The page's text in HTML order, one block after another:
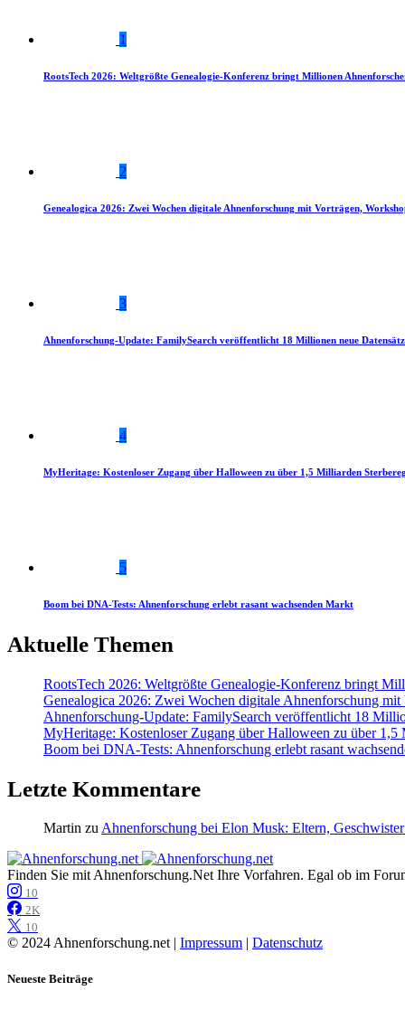
1
RootsTech 2026: Weltgrößte Genealogie-Konferenz bringt Millionen
2
Genealogica 2026: Zwei Wochen digitale Ahnenforschung mit Vorträgen,
3
Ahnenforschung-Update: FamilySearch veröffentlicht 18 Millionen neue
4
MyHeritage: Kostenloser Zugang über Halloween zu über 1,5 Milliarden
5
Boom bei DNA-Tests: Ahnenforschung erlebt rasant wachsenden Markt
Aktuelle Themen
RootsTech 2026: Weltgrößte Genealogie-Konferenz bringt
Genealogica 2026: Zwei Wochen digitale Ahnenforschung mit
Ahnenforschung-Update: FamilySearch veröffentlicht 18
MyHeritage: Kostenloser Zugang über Halloween zu über 1,5
Boom bei DNA-Tests: Ahnenforschung erlebt rasant
Letzte Kommentare
Martin zu Ahnenforschung bei Elon Musk: Eltern,
Finden Sie mit Ahnenforschung.Net Ihre Vorfahren. Egal ob im
10
2K
10
© 2024 Ahnenforschung.net | Impressum | Datenschutz
Neueste Beiträge